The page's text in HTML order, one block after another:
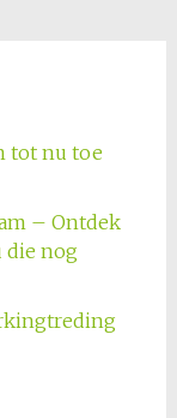
tot nu toe
– Ontdek
die nog